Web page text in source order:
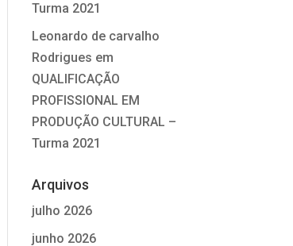
Turma 2021
Leonardo de carvalho
Rodrigues em
QUALIFICAÇÃO
PROFISSIONAL EM
PRODUÇÃO CULTURAL –
Turma 2021
Arquivos
julho 2026
junho 2026